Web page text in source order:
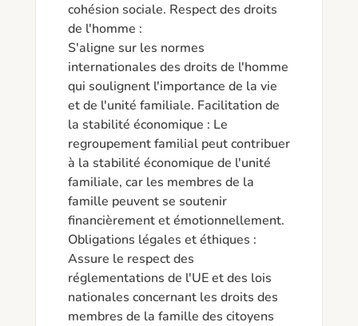
cohésion sociale. Respect des droits
de l'homme :
S'aligne sur les normes
internationales des droits de l'homme
qui soulignent l'importance de la vie
et de l'unité familiale. Facilitation de
la stabilité économique : Le
regroupement familial peut contribuer
à la stabilité économique de l'unité
familiale, car les membres de la
famille peuvent se soutenir
financièrement et émotionnellement.
Obligations légales et éthiques :
Assure le respect des
réglementations de l'UE et des lois
nationales concernant les droits des
membres de la famille des citoyens